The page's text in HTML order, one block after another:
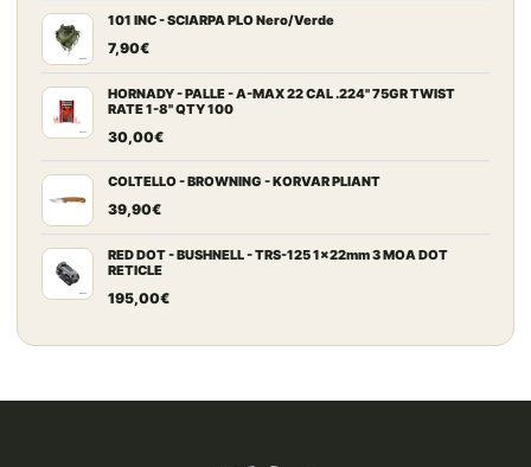
101 INC - SCIARPA PLO Nero/Verde
7,90€
HORNADY - PALLE - A-MAX 22 CAL .224" 75GR TWIST
RATE 1-8" QTY 100
30,00€
COLTELLO - BROWNING - KORVAR PLIANT
39,90€
RED DOT - BUSHNELL - TRS-125 1x22mm 3 MOA DOT
RETICLE
195,00€